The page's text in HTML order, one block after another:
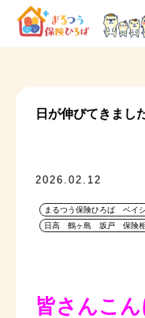
日が伸びてきまし
2026.02.12
まるつう保険ひろば ベイ
日高 鶴ヶ島 坂戸 保険
皆さんこん